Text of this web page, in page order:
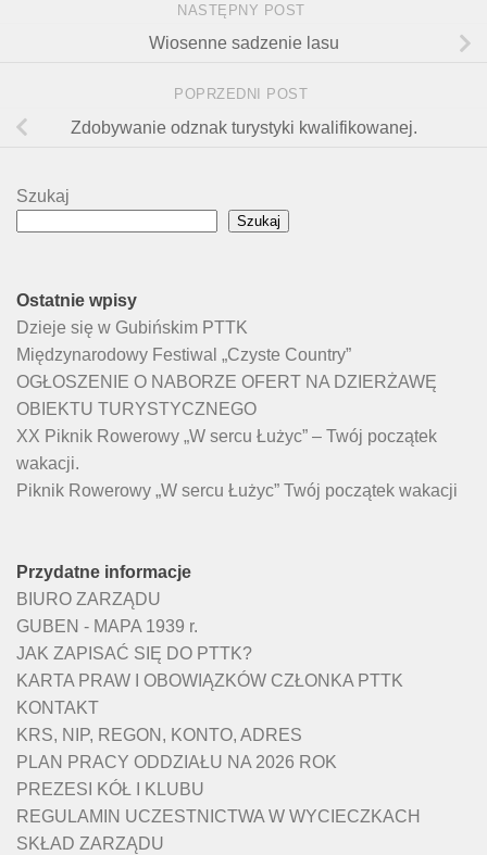
NASTĘPNY POST
Wiosenne sadzenie lasu
POPRZEDNI POST
Zdobywanie odznak turystyki kwalifikowanej.
Szukaj
Szukaj
Ostatnie wpisy
Dzieje się w Gubińskim PTTK
Międzynarodowy Festiwal „Czyste Country”
OGŁOSZENIE O NABORZE OFERT NA DZIERŻAWĘ
OBIEKTU TURYSTYCZNEGO
XX Piknik Rowerowy „W sercu Łużyc” – Twój początek
wakacji.
Piknik Rowerowy „W sercu Łużyc” Twój początek wakacji
Przydatne informacje
BIURO ZARZĄDU
GUBEN - MAPA 1939 r.
JAK ZAPISAĆ SIĘ DO PTTK?
KARTA PRAW I OBOWIĄZKÓW CZŁONKA PTTK
KONTAKT
KRS, NIP, REGON, KONTO, ADRES
PLAN PRACY ODDZIAŁU NA 2026 ROK
PREZESI KÓŁ I KLUBU
REGULAMIN UCZESTNICTWA W WYCIECZKACH
SKŁAD ZARZĄDU